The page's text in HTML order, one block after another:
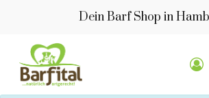
Dein Barf Shop in